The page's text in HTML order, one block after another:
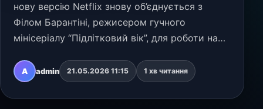
нову версію Netflix знову об’єднується з
Філом Барантіні, режисером гучного
мінісеріалу “Підлітковий вік”, для роботи над
1972 року “Втеча”. У центрі сюжету —
колишній в’язень і й…
A admin 21.05.2026 11:15 1 хв читання